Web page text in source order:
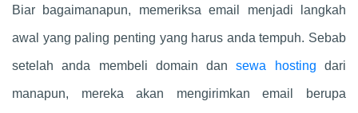
Biar bagaimanapun, memeriksa email menjadi langkah
awal yang paling penting yang harus anda tempuh. Sebab
setelah anda membeli domain dansewa hostingdari
manapun, mereka akan mengirimkan email berupa